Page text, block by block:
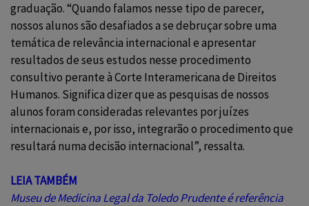
graduação. “Quando falamos nesse tipo de parecer,
nossos alunos são desafiados a se debruçar sobre uma
temática de relevância internacional e apresentar
resultados de seus estudos nesse procedimento
consultivo perante à Corte Interamericana de Direitos
Humanos. Significa dizer que as pesquisas de nossos
alunos foram consideradas relevantes por juízes
internacionais e, por isso, integrarão o procedimento que
resultará numa decisão internacional”, ressalta.
LEIA TAMBÉM
Museu de Medicina Legal da Toledo Prudente é referência